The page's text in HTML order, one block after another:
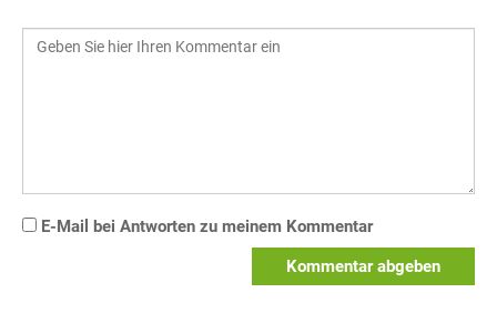
E-Mail bei Antworten zu meinem Kommentar
Kommentar abgeben